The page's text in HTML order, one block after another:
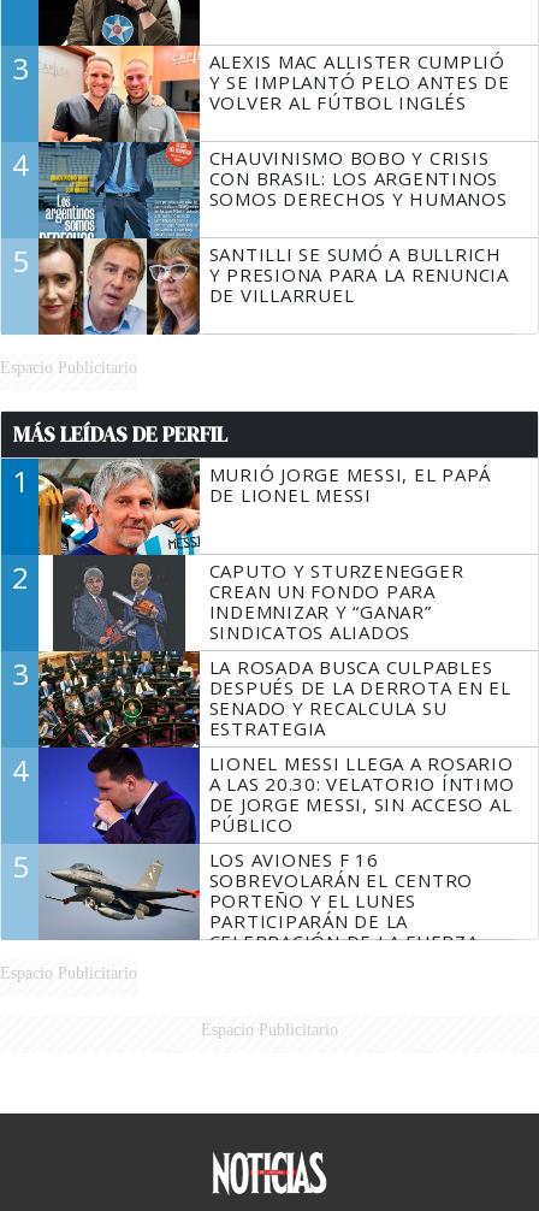
3
ALEXIS MAC ALLISTER CUMPLIÓ
Y SE IMPLANTÓ PELO ANTES DE
VOLVER AL FÚTBOL INGLÉS
4
CHAUVINISMO BOBO Y CRISIS
CON BRASIL: LOS ARGENTINOS
SOMOS DERECHOS Y HUMANOS
5
SANTILLI SE SUMÓ A BULLRICH
Y PRESIONA PARA LA RENUNCIA
DE VILLARRUEL
Espacio Publicitario
MÁS LEÍDAS DE PERFIL
1
MURIÓ JORGE MESSI, EL PAPÁ
DE LIONEL MESSI
2
CAPUTO Y STURZENEGGER
CREAN UN FONDO PARA
INDEMNIZAR Y “GANAR”
SINDICATOS ALIADOS
3
LA ROSADA BUSCA CULPABLES
DESPUÉS DE LA DERROTA EN EL
SENADO Y RECALCULA SU
ESTRATEGIA
4
LIONEL MESSI LLEGA A ROSARIO
A LAS 20.30: VELATORIO ÍNTIMO
DE JORGE MESSI, SIN ACCESO AL
PÚBLICO
5
LOS AVIONES F 16
SOBREVOLARÁN EL CENTRO
PORTEÑO Y EL LUNES
PARTICIPARÁN DE LA
CELEBRACIÓN DE LA FUERZA
Espacio Publicitario
Espacio Publicitario